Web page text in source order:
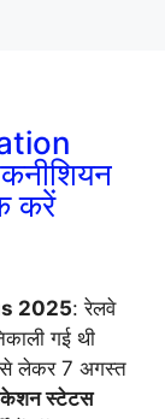
करें
2025: रेलवे
गई थी
लेकर 7 अगस्त
स्टेटस